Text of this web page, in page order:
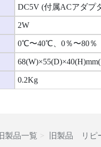
DC5V (付属ACアダプ
2W
0℃〜40℃、0％〜80％
0.2Kg
旧製品一覧 旧製品 リピ